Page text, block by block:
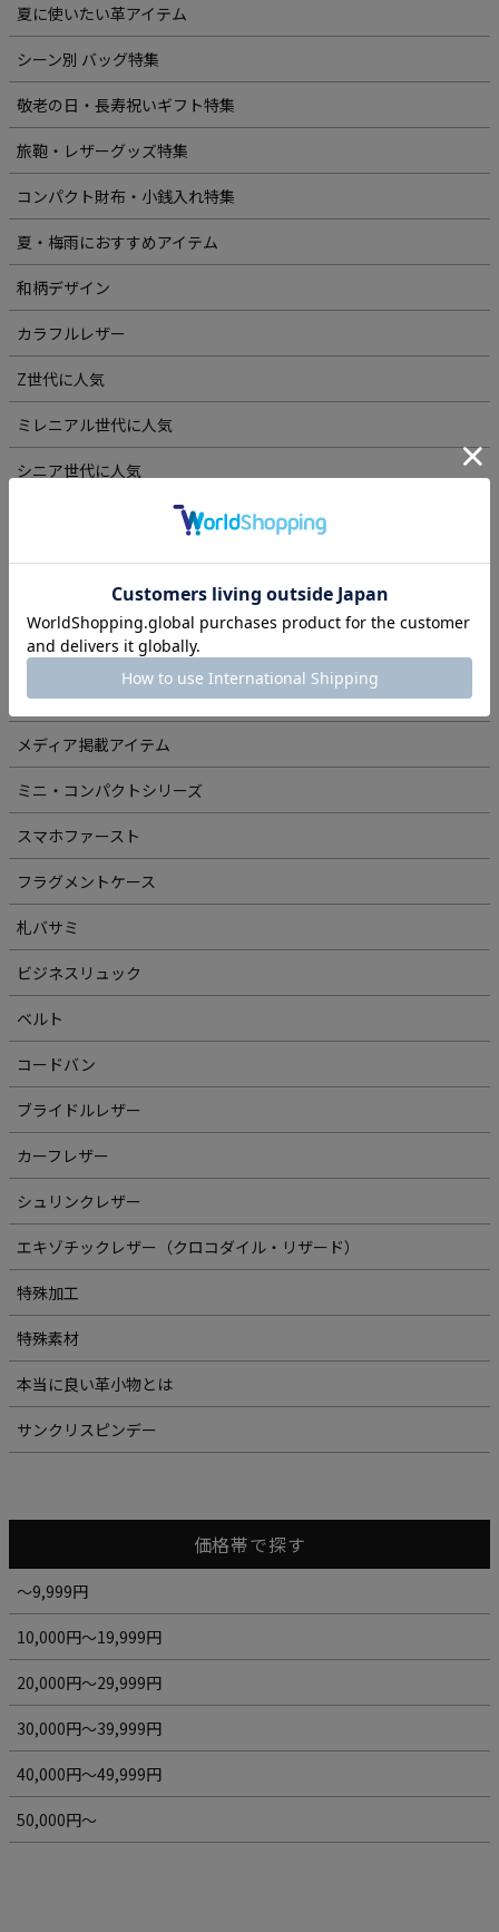
夏に使いたい革アイテム
シーン別 バッグ特集
敬老の日・長寿祝いギフト特集
旅鞄・レザーグッズ特集
コンパクト財布・小銭入れ特集
夏・梅雨におすすめアイテム
和柄デザイン
カラフルレザー
Z世代に人気
ミレニアル世代に人気
シニア世代に人気
オフィスレザー
カスタムオーダー
革を知る
運気を上げる財布
メディア掲載アイテム
ミニ・コンパクトシリーズ
スマホファースト
フラグメントケース
札バサミ
ビジネスリュック
ベルト
コードバン
ブライドルレザー
カーフレザー
シュリンクレザー
エキゾチックレザー（クロコダイル・リザード）
特殊加工
特殊素材
本当に良い革小物とは
サンクリスピンデー
価格帯で探す
～9,999円
10,000円～19,999円
20,000円～29,999円
30,000円～39,999円
40,000円～49,999円
50,000円～